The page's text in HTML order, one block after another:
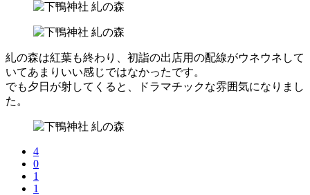
糺の森は紅葉も終わり、初詣の出店用の配線がウネウネして
いてあまりいい感じではなかったです。
でも夕日が射してくると、ドラマチックな雰囲気になりまし
た。
4
0
1
1